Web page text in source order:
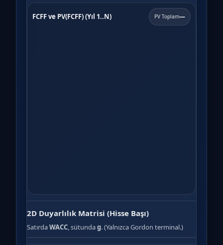
FCFF ve PV(FCFF) (Yıl 1..N) PV Toplam—
2D Duyarlılık Matrisi (Hisse Başı)
SatırdaWACC , sütundag. (Yalnızca Gordon terminal.)